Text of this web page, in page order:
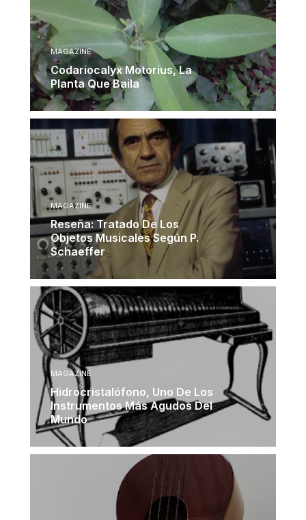
MAGAZINE
Codariocalyx Motorius, La
Planta Que Baila
MAGAZINE
Reseña: Tratado De Los
Objetos Musicales Según P.
Schaeffer
MAGAZINE
Hidrocristalófono, Uno De Los
Instrumentos Más Agudos Del
Mundo